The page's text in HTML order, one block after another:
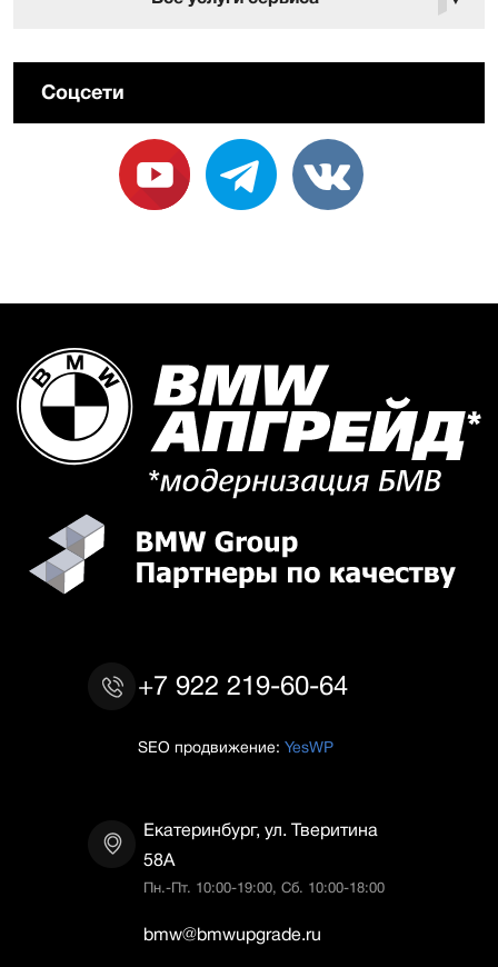
Соцсети
+7 922 219-60-64
SEO продвижение: YesWP
Екатеринбург, ул. Тверитина
58А
Пн.-Пт. 10:00-19:00, Сб. 10:00-18:00
bmw@bmwupgrade.ru